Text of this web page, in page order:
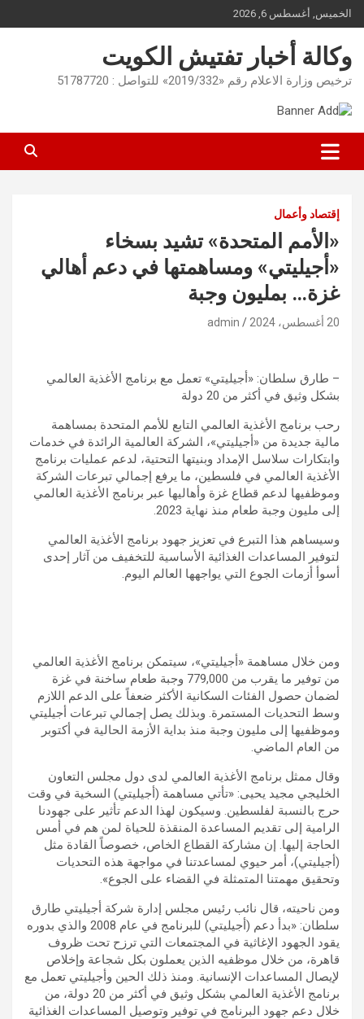
Skip
to
content
الخميس, أغسطس 6, 2026
وكالة أخبار تفتيش الكويت
ترخيص وزارة الاعلام رقم «2019/332» للتواصل : 51787720
إقتصاد وأعمال
«الأمم المتحدة» تشيد بسخاء
«أجيليتي» ومساهمتها في دعم أهالي
غزة… بمليون وجبة
20 أغسطس، 2024 admin
– طارق سلطان: «أجيليتي» تعمل مع برنامج الأغذية العالمي
بشكل وثيق في أكثر من 20 دولة
رحب برنامج الأغذية العالمي التابع للأمم المتحدة بمساهمة
مالية جديدة من «أجيليتي»، الشركة العالمية الرائدة في خدمات
وابتكارات سلاسل الإمداد وبنيتها التحتية، لدعم عمليات برنامج
الأغذية العالمي في فلسطين، ما يرفع إجمالي تبرعات الشركة
وموظفيها لدعم قطاع غزة وأهاليها عبر برنامج الأغذية العالمي
إلى مليون وجبة طعام منذ نهاية 2023.
وسيساهم هذا التبرع في تعزيز جهود برنامج الأغذية العالمي
لتوفير المساعدات الغذائية الأساسية للتخفيف من آثار إحدى
أسوأ أزمات الجوع التي يواجهها العالم اليوم.
ومن خلال مساهمة «أجيليتي»، سيتمكن برنامج الأغذية العالمي
من توفير ما يقرب من 779,000 وجبة طعام ساخنة في غزة
لضمان حصول الفئات السكانية الأكثر ضعفاً على الدعم اللازم
وسط التحديات المستمرة. وبذلك يصل إجمالي تبرعات أجيليتي
وموظفيها إلى مليون وجبة منذ بداية الأزمة الحالية في أكتوبر
من العام الماضي.
وقال ممثل برنامج الأغذية العالمي لدى دول مجلس التعاون
الخليجي مجيد يحيى: «تأتي مساهمة (أجيليتي) السخية في وقت
حرج بالنسبة لفلسطين. وسيكون لهذا الدعم تأثير على جهودنا
الرامية إلى تقديم المساعدة المنقذة للحياة لمن هم في أمس
الحاجة إليها. إن مشاركة القطاع الخاص، خصوصاً القادة مثل
(أجيليتي)، أمر حيوي لمساعدتنا في مواجهة هذه التحديات
وتحقيق مهمتنا المتمثلة في القضاء على الجوع».
ومن ناحيته، قال نائب رئيس مجلس إدارة شركة أجيليتي طارق
سلطان: «بدأ دعم (أجيليتي) للبرنامج في عام 2008 والذي بدوره
يقود الجهود الإغاثية في المجتمعات التي ترزح تحت ظروف
قاهرة، من خلال موظفيه الذين يعملون بكل شجاعة وإخلاص
لإيصال المساعدات الإنسانية. ومنذ ذلك الحين وأجيليتي تعمل مع
برنامج الأغذية العالمي بشكل وثيق في أكثر من 20 دولة، من
خلال دعم جهود البرنامج في توفير وتوصيل المساعدات الغذائية